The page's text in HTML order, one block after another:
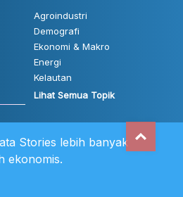
Agroindustri
Demografi
Ekonomi & Makro
Energi
Kelautan
Lihat Semua Topik
Stories lebih banyak
ekonomis.